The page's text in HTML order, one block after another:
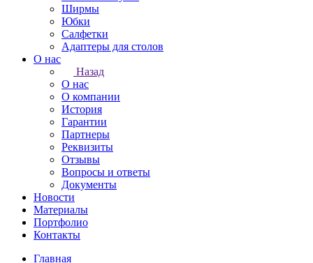
Ширмы
Юбки
Салфетки
Адаптеры для столов
О нас
Назад
О нас
О компании
История
Гарантии
Партнеры
Реквизиты
Отзывы
Вопросы и ответы
Документы
Новости
Материалы
Портфолио
Контакты
Главная